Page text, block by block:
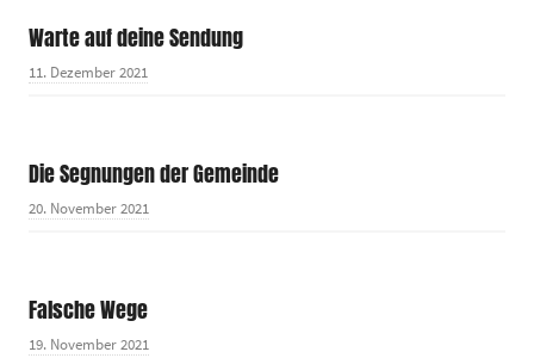
Warte auf deine Sendung
11. Dezember 2021
Die Segnungen der Gemeinde
20. November 2021
Falsche Wege
19. November 2021